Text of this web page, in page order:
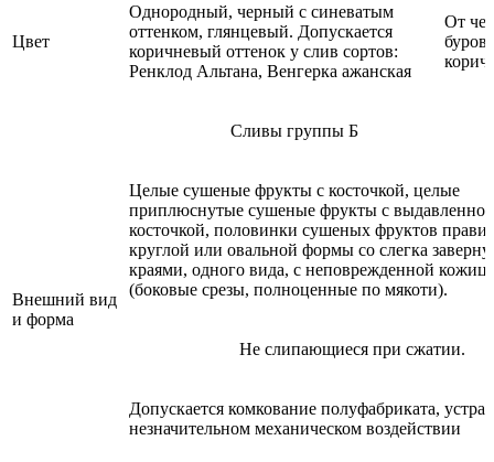
Цвет
Однородный, черный с синеватым
оттенком, глянцевый. Допускается
коричневый оттенок у слив сортов:
Ренклод Альтана, Венгерка ажанская
От
Сливы группы Б
Внешний вид
и форма
Целые сушеные фрукты с косточкой, целые
приплюснутые сушеные фрукты с выдавленной
косточкой, половинки сушеных фруктов
круглой или овальной формы со слегка
краями, одного вида, с неповрежденной
(боковые срезы, полноценные по мякоти).
Не слипающиеся при сжатии.
Допускается комкование полуфабриката,
незначительном механическом воздействии